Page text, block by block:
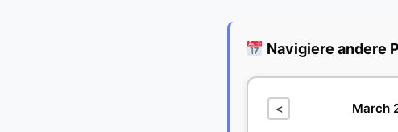
Navigiere andere
< March